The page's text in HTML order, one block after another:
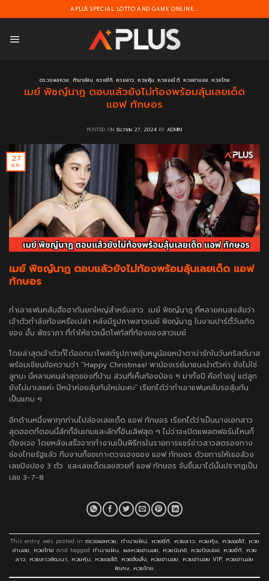
to
APLUS SPECIAL LOTTO AND GAME ONLINE...
ตรวจผลหวย, ทำนายฝัน, หวยยี่กี, หวยลาว, หวยหุ้น, หวยออโต้, หวยฮานอย, หวยไทย
เมย์ พิชญ์นาฏ ตอบแล้วยังไม่ท้องพร้อมลุ้นเลยเด็ด
แอฟ ทักษอร
POSTED ONธันวาคม 27, 2024 BYADMIN
27
ธ.ค.
เมย์ พิชญ์นาฏ ตอบแล้วยังไม่ท้องพร้อมลุ้นเลยเด็ด แอฟ
ทักษอร
ทำเอาแฟนคลับฮือฮากันยกใหญ่สำหรับสาว เมย์ พิชญ์นาฏ ที่หลายคนสงสัยว่า
เจ้าตัวกำลังท้องหรือเปล่า หลังมีรูปภาพสาวเมย์ พิชญ์นาฏ ในงานปาร์ตี้วันเกิด
ของ อั้ม พัชราภา ที่ทำให้ชาวเน็ตโฟกัสที่ท้องของสาวเมย์
โดยล่าสุดเจ้าตัวก็ได้ออกมาโพสต์รูปภาพอุ้มหนูน้อยหน้าตาน่ารักในวันคริสต์มาส
พร้อมเขียนข้อความว่า “Happy Christmas! พาน้องเรย์มาแนะนำตัวค่า ยังไม่ใช่
ลูกนะ นี่หลานคนล่าสุดของที่บ้าน ส่วนที่เห็นท้องป่อง ๆ มาทั้งปี คือทำอยู่ แต่ลูก
ยังไม่มาเลยค่ะ ปีหน้าค่อยลุ้นกันใหม่นะคะ” เรียกได้ว่าทำเอาแฟนคลับรอลุ้นกัน
เป็นแทบ ๆ
อีกด้านหนึ่งพาทุกท่านไปส่องเลขเด็ด แอฟ ทักษอร เรียกได้ว่าเป็นนางเอกสาว
สุดฮอตที่ตอนนี้ลักกี้อินเกมและลักกี้อินเลิฟสุด ๆ ไม่ว่าจะเปิดแพลตฟอร์มไหนก็
ต้องเจอ โดยหลังเสร็จจากทำงานเป็นพิธีกรในรายการแชร์ข่าวสาวสตรองทาง
ช่องไทยรัฐแล้ว ทีมงานก็ขอเกาะดวงเฮงของ แอฟ ทักษอร ด้วยการให้เธอล้วง
เลขปิงปอง 3 ตัว และเลขเด็ดเลขสวยที่ แอฟ ทักษอร จับขึ้นมาได้นั้นปรากฏเป็น
เลข 3-7-8
This entry was posted in ตรวจผลหวย, ทำนายฝัน, หวยยี่กี, หวยลาว, หวยหุ้น, หวยออโต้, หวย
ฮานอย, หวยไทย and tagged ทำนายฝัน, ผลหวยฮานอย, หวยนิเคอิ, หวยปิงปอง, หวยยี่กี, หวย
ลาว, หวยลาวพัฒนา, หวยหุ้น, หวยออโต้, หวยฮั่งเส็ง, หวยฮานอย, หวยฮานอย VIP, หวยฮานอย
พิเศษ, หวยไทย.